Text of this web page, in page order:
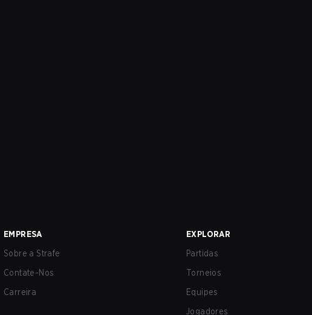
EMPRESA
Sobre a Strafe
Contate-Nos
Carreira
EXPLORAR
Partidas
Torneios
Equipes
Jogadores